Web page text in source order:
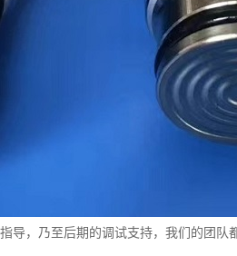
导，乃至后期的调试支持，我们的团队